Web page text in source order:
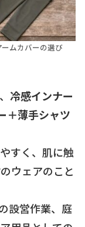
ムカバーの選び
冷感インナー
＋薄手シャツ
すく、肌に触
ウェアのこと
設営作業、庭